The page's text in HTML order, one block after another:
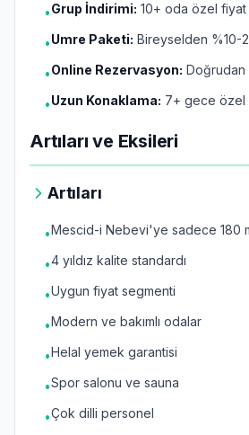
•Grup İndirimi: 10+ oda özel fiyat
•Umre Paketi: Bireyselden %10-
•Online Rezervasyon: Doğrudan
•Uzun Konaklama: 7+ gece özel
Artıları ve Eksileri
Artıları
•Mescid-i Nebevi'ye sadece 180
•4 yıldız kalite standardı
•Uygun fiyat segmenti
•Modern ve bakımlı odalar
•Helal yemek garantisi
•Spor salonu ve sauna
•Çok dilli personel